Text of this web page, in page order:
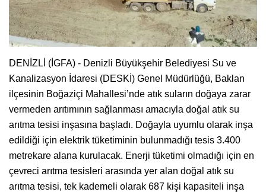
DENİZLİ (İGFA) - Denizli Büyükşehir Belediyesi Su ve
Kanalizasyon İdaresi (DESKİ) Genel Müdürlüğü, Baklan
ilçesinin Boğaziçi Mahallesi’nde atık suların doğaya zarar
vermeden arıtımının sağlanması amacıyla doğal atık su
arıtma tesisi inşasına başladı. Doğayla uyumlu olarak inşa
edildiği için elektrik tüketiminin bulunmadığı tesis 3.400
metrekare alana kurulacak. Enerji tüketimi olmadığı için en
çevreci arıtma tesisleri arasında yer alan doğal atık su
arıtma tesisi, tek kademeli olarak 687 kişi kapasiteli inşa